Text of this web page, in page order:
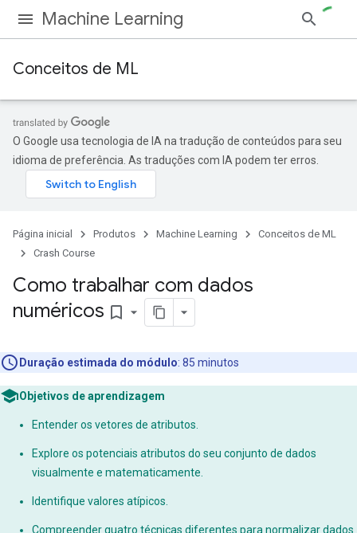
Machine Learning
Conceitos de ML
O Google usa tecnologia de IA na tradução de conteúdos para seu
idioma de preferência. As traduções com IA podem ter erros.
Página inicial Produtos Machine Learning
Conceitos de ML
Crash Course
Como trabalhar com dados
numéricos bookmark_border
Duração estimada do módulo: 85 minutos
Objetivos de aprendizagem
Entender os vetores de atributos.
Explore os potenciais atributos do seu conjunto de dados
visualmente e matematicamente.
Identifique valores atípicos.
Compreender quatro técnicas diferentes para normalizar dados